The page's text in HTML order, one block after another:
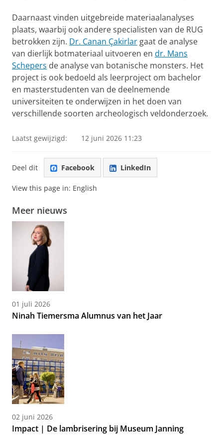
Daarnaast vinden uitgebreide materiaalanalyses
plaats, waarbij ook andere specialisten van de RUG
betrokken zijn. Dr. Canan Çakirlar gaat de analyse
van dierlijk botmateriaal uitvoeren en dr. Mans
Schepers de analyse van botanische monsters. Het
project is ook bedoeld als leerproject om bachelor
en masterstudenten van de deelnemende
universiteiten te onderwijzen in het doen van
verschillende soorten archeologisch veldonderzoek.
Laatst gewijzigd: 12 juni 2026 11:23
Deel dit Facebook LinkedIn
View this page in: English
Meer nieuws
01 juli 2026
Ninah Tiemersma Alumnus van het Jaar
02 juni 2026
Impact | De lambrisering bij Museum Janning